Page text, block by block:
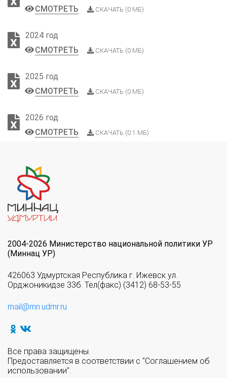
СМОТРЕТЬ
СКАЧАТЬ (0 МБ)
2024 год
СМОТРЕТЬ
СКАЧАТЬ (0 МБ)
2025 год
СМОТРЕТЬ
СКАЧАТЬ (0 МБ)
2026 год
СМОТРЕТЬ
СКАЧАТЬ (0.1 МБ)
2004-2026 Министерство национальной политики УР
(Миннац УР)
426063 Удмуртская Республика г. Ижевск ул.
Орджоникидзе 33б. Тел(факс) (3412) 68-53-55
mail@mn.udmr.ru
Все права защищены.
Предоставляется в соответствии с "Соглашением об
использовании".